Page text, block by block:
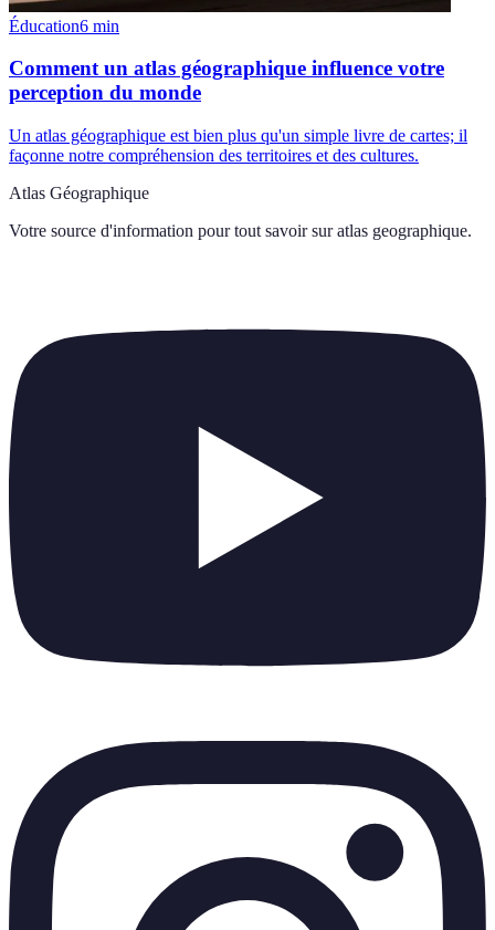
Éducation6 min
Comment un atlas géographique influence votre
perception du monde
Un atlas géographique est bien plus qu'un simple livre de cartes; il
façonne notre compréhension des territoires et des cultures.
Atlas Géographique
Votre source d'information pour tout savoir sur atlas geographique.